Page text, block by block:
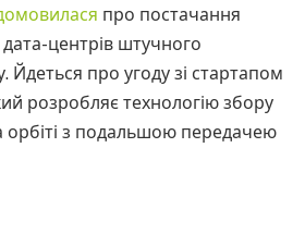
про постачання
дата-центрів штучного
Йдеться про угоду зі стартапом
розробляє технологію збору
орбіті з подальшою передачею